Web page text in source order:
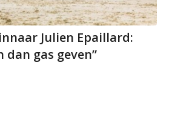
Julien Epaillard:
dan gas geven”